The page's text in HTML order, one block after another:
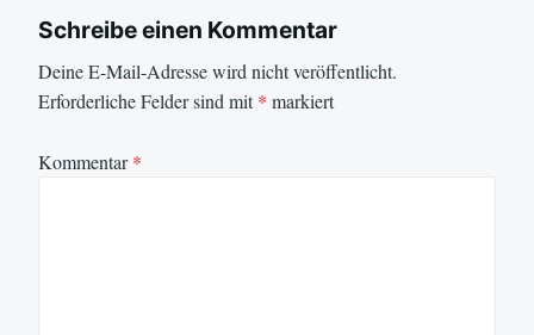
Schreibe einen Kommentar
Deine E-Mail-Adresse wird nicht veröffentlicht.
Erforderliche Felder sind mit* markiert
Kommentar*